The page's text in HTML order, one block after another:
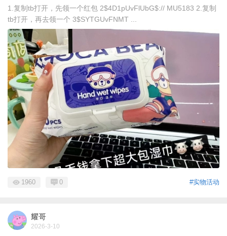
1.复制tb打开，先领一个红包 2$4D1pUvFlUbG$:// MU5183 2.复制
tb打开，再去领一个 3$SYTGUvFNMT ...
#实物活动
1960 0
耀哥
2026-3-10